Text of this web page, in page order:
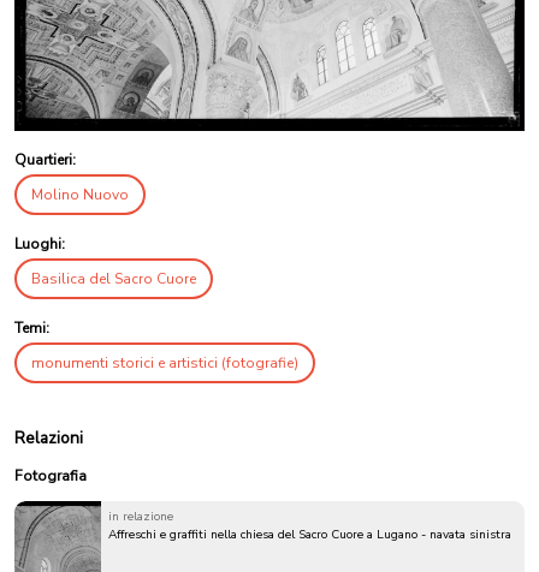
Quartieri:
Molino Nuovo
Luoghi:
Basilica del Sacro Cuore
Temi:
monumenti storici e artistici (fotografie)
Relazioni
Fotografia
in relazione
Affreschi e graffiti nella chiesa del Sacro Cuore a Lugano - navata sinistra